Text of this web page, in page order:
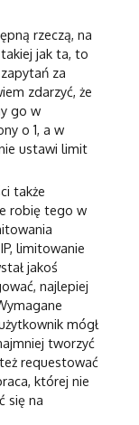
rzeczą, na
jak ta, to
za
zdarzyć, że
go w
o 1, a w
ustawi limit
także
robię tego w
limitowanie
jakoś
najlepiej
mógł
tworzyć
requestować
której nie
się na